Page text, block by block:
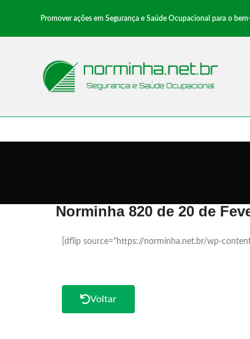
Promover ações em Segurança e Saúde Ocupacional para o
Norminha 820 de 20 de
[dflip source="https://norminha.net.br/wp-
Voltar